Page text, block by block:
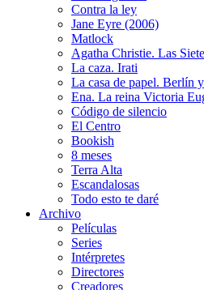
Contra la ley
Jane Eyre (2006)
Matlock
Agatha Christie. Las
La caza. Irati
La casa de papel. Berlín
Ena. La reina Victoria
Código de silencio
El Centro
Bookish
8 meses
Terra Alta
Escandalosas
Todo esto te daré
Archivo
Películas
Series
Intérpretes
Directores
Creadores